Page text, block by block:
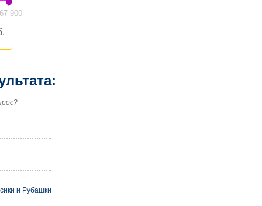
900
и Рубашки